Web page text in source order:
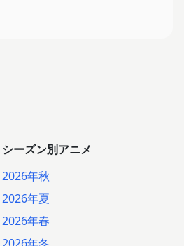
シーズン別アニメ
2026年秋
2026年夏
2026年春